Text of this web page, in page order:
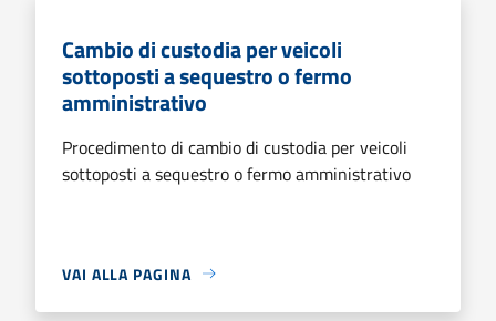
Cambio di custodia per veicoli
sottoposti a sequestro o fermo
amministrativo
Procedimento di cambio di custodia per veicoli
sottoposti a sequestro o fermo amministrativo
VAI ALLA PAGINA